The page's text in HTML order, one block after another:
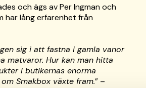
och ägs av Per Ingman och
har lång erfarenhet från
sig i att fastna i gamla vanor
matvaror. Hur kan man hitta
i butikernas enorma
Smakbox växte fram.” –